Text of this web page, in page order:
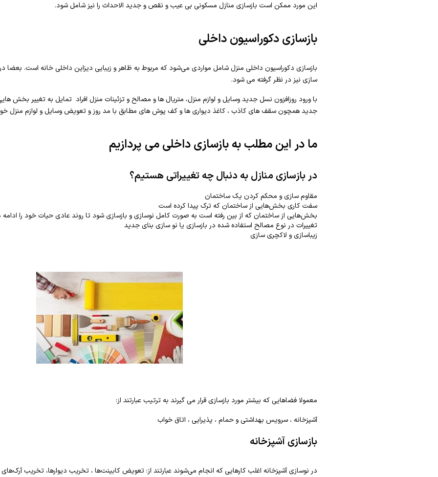
این مورد ممکن است بازسازی منازل مسکونی بی عیب و نقص و جدید الاحداث را نیز شامل شود.
بازسازی دکوراسیون داخلی
بازسازی دکوراسیون داخلی منزل شامل مواردی می‌شود که مربوط به ظاهر و زیبایی دیزاین داخلی خانه است. بعضا
سازی نیز در نظر گرفته می شود.
با ورود روزافزون نسل جدید وسایل و لوازم منزل، متریال ها و مصالح و تزئینات منزل افراد تمایل به تغییر بخش
جدید همچون سقف های کاذب ، کاغذ دیواری ها و کف پوش های مطابق با مد روز و تعویض وسایل و لوازم منزل
ما در این مطلب به بازسازی داخلی می پردازیم
در بازسازی منازل به دنبال چه تغییراتی هستیم؟
مقاوم سازی و محکم کردن یک ساختمان
سفت کاری بخش‌هایی از ساختمان که ترک پیدا کرده است
بخش‌هایی از ساختمان که از بین رفته است به صورت کامل نوسازی و بازسازی شود تا روند عادی حیات خود را
تغییرات در نوع مصالح استفاده شده در بازسازی یا نو سازی بنای جدید
زیباسازی و لاکچری سازی
معمولا فضاهایی که بیشتر مورد بازسازی قرار می گیرند به ترتیب عبارتند از:
آشپزخانه ، سرویس بهداشتی و حمام ، پذیرایی ، اتاق خواب
بازسازی آشپزخانه
در نوسازی آشپزخانه اغلب کارهایی که انجام می‌شوند عبارتند از: تعویض کابینت‌ها ، تخریب دیوارها، تخریب